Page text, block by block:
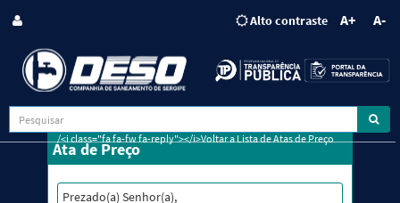
Alto contraste A+ A-
Ata de Preço
/<i class="fa fa-fw fa-reply"></i>Voltar a Lista de Atas de Preço
Prezado(a) Senhor(a),